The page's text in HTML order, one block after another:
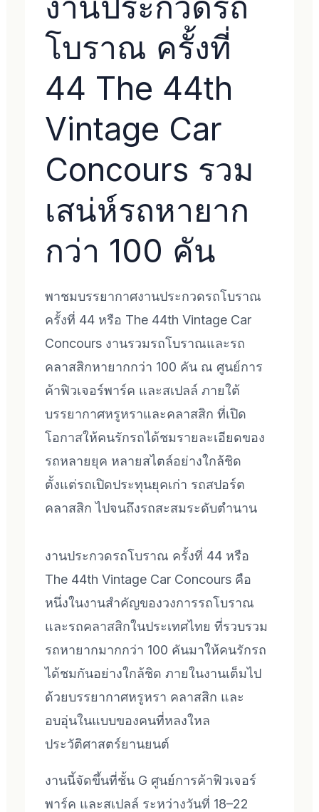
โบราณ ครั้งที่
44 The 44th
Vintage Car
Concours รวม
เสน่ห์รถหายาก
กว่า 100 คัน
พาชมบรรยากาศงานประกวดรถโบราณ
ครั้งที่ 44 หรือ The 44th Vintage Car
Concours งานรวมรถโบราณและรถ
คลาสสิกหายากกว่า 100 คัน ณ ศูนย์การ
ค้าฟิวเจอร์พาร์ค และสเปลล์ ภายใต้
บรรยากาศหรูหราและคลาสสิก ที่เปิด
โอกาสให้คนรักรถได้ชมรายละเอียดของ
รถหลายยุค หลายสไตล์อย่างใกล้ชิด
ตั้งแต่รถเปิดประทุนยุคเก่า รถสปอร์ต
คลาสสิก ไปจนถึงรถสะสมระดับตำนาน
งานประกวดรถโบราณ ครั้งที่ 44 หรือ
The 44th Vintage Car Concours คือ
หนึ่งในงานสำคัญของวงการรถโบราณ
และรถคลาสสิกในประเทศไทย ที่รวบรวม
รถหายากมากกว่า 100 คันมาให้คนรักรถ
ได้ชมกันอย่างใกล้ชิด ภายในงานเต็มไป
ด้วยบรรยากาศหรูหรา คลาสสิก และ
อบอุ่นในแบบของคนที่หลงใหล
ประวัติศาสตร์ยานยนต์
งานนี้จัดขึ้นที่ชั้น G ศูนย์การค้าฟิวเจอร์
พาร์ค และสเปลล์ ระหว่างวันที่ 18–22